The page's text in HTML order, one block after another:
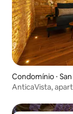
Condomínio ⋅
AnticaVista,